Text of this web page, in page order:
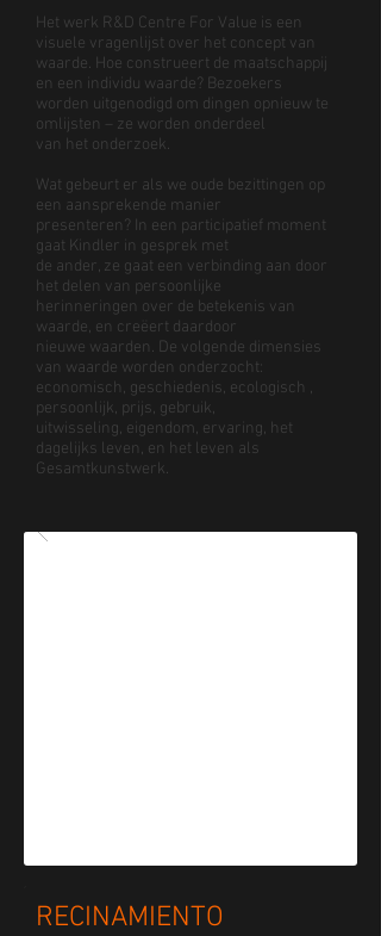
Het werk R&D Centre For Value is een
visuele vragenlijst over het concept van
waarde. Hoe construeert de maatschappij
en een individu waarde? Bezoekers
worden uitgenodigd om dingen opnieuw te
omlijsten – ze worden onderdeel
van het onderzoek.
Wat gebeurt er als we oude bezittingen op
een aansprekende manier
presenteren? In een participatief moment
gaat Kindler in gesprek met
de ander, ze gaat een verbinding aan door
het delen van persoonlijke
herinneringen over de betekenis van
waarde, en creëert daardoor
nieuwe waarden. De volgende dimensies
van waarde worden onderzocht:
economisch, geschiedenis, ecologisch ,
persoonlijk, prijs, gebruik,
uitwisseling, eigendom, ervaring, het
dagelijks leven, en het leven als
Gesamtkunstwerk.
RECINAMIENTO